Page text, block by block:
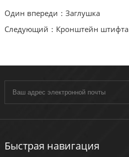
Один впереди：Заглушка
Следующий：Кронштейн штифта
Быстрая навигация